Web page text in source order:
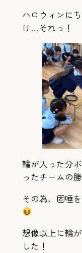
ハロウィンに
け…それっ！
輪が入った分
ったチームの勝
その為、固唾
想像以上に輪
した！